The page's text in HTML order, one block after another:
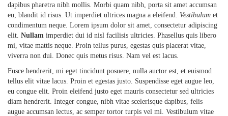
dapibus pharetra nibh mollis. Morbi quam nibh, porta sit amet accumsan
eu, blandit id risus. Ut imperdiet ultrices magna a eleifend. Vestibulum et
condimentum neque. Lorem ipsum dolor sit amet, consectetur adipiscing
elit. Nullam imperdiet dui id nisl facilisis ultricies. Phasellus quis libero
mi, vitae mattis neque. Proin tellus purus, egestas quis placerat vitae,
viverra non dui. Donec quis metus risus. Nam vel est lacus.
Fusce hendrerit, mi eget tincidunt posuere, nulla auctor est, et euismod
tellus elit vitae lacus. Proin et egestas justo. Suspendisse eget augue leo,
eu congue elit. Proin eleifend justo eget mauris consectetur sed ultricies
diam hendrerit. Integer congue, nibh vitae scelerisque dapibus, felis
augue accumsan lectus, ac semper tortor turpis vel mi. Vestibulum vitae